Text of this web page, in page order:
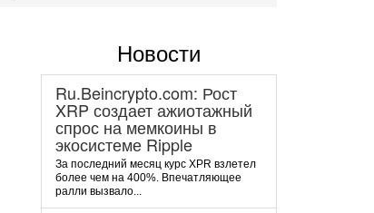
Новости
Ru.Beincrypto.com: Рост
XRP создает ажиотажный
спрос на мемкоины в
экосистеме Ripple
За последний месяц курс XPR взлетел
более чем на 400%. Впечатляющее
ралли вызвало...